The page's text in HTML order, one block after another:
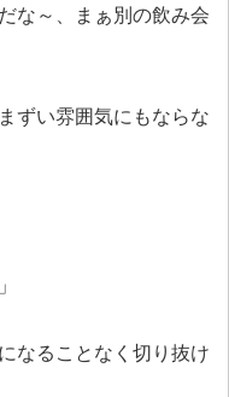
な～、まぁ別の飲み会
ずい雰囲気にもならな
なることなく切り抜け